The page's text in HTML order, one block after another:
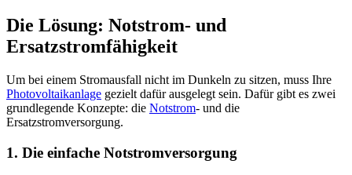
Die Lösung: Notstrom- und
Ersatzstromfähigkeit
Um bei einem Stromausfall nicht im Dunkeln zu sitzen, muss Ihre
Photovoltaikanlage gezielt dafür ausgelegt sein. Dafür gibt es zwei
grundlegende Konzepte: die Notstrom- und die
Ersatzstromversorgung.
1. Die einfache Notstromversorgung